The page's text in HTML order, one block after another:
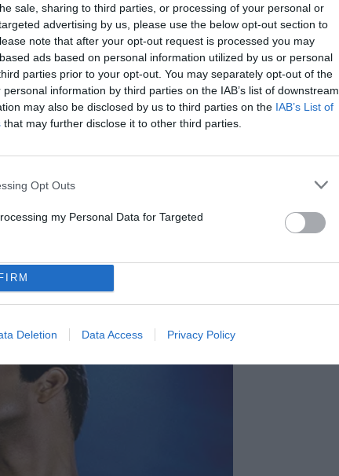
sale, sharing to third parties, or processing of your personal or
advertising by us, please use the below opt-out section to
note that after your opt-out request is processed you may
ads based on personal information utilized by us or personal
parties prior to your opt-out. You may separately opt-out of the
information by third parties on the IAB’s list of downstream
may also be disclosed by us to third parties on the IAB’s List of
that may further disclose it to other third parties.
Opt Outs
my Personal Data for Targeted
Deletion Data Access Privacy Policy
molto elevati, con eccellenze
CORRELATI
La Repubblica - Sampdoria, il colpo
Insigne si avvicina. C’è la comune
Fininvest: cedute le quote residue al
fondo Beckett Layne Ventures
ESCLUSIVA TB - Schira: "Il Palermo